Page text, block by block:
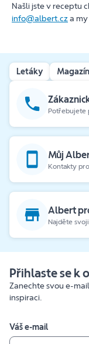
Našli jste v receptu
info@albert.cza
Letáky Magazín
Potřebujete
Můj
Kontakty
Albert
Najděte
Přihlaste se k
Zanechte svou e-
inspiraci.
Váš e-mail